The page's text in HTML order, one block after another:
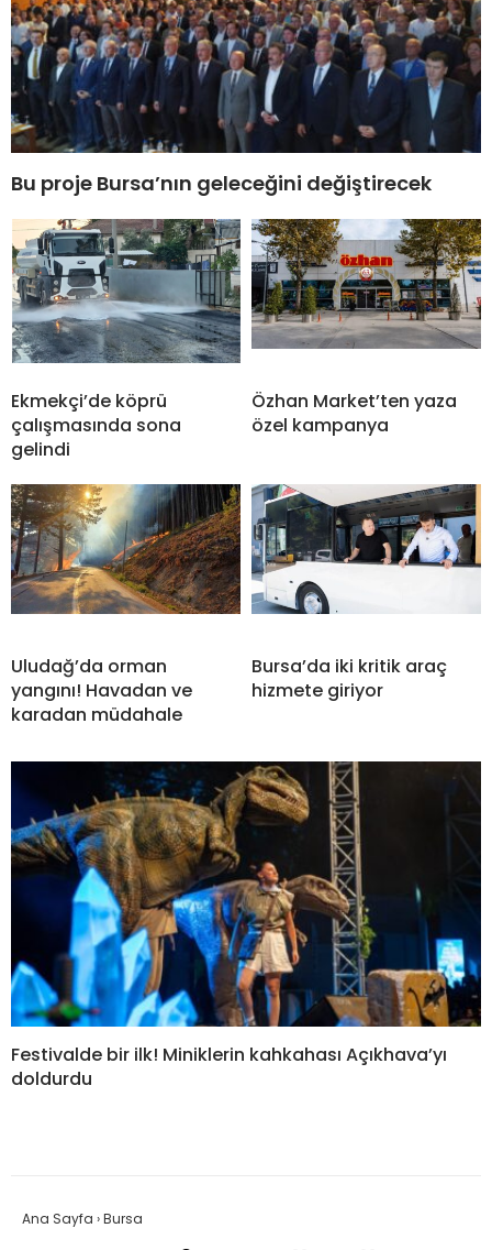
Bu proje Bursa’nın geleceğini değiştirecek
Ekmekçi’de köprü
çalışmasında sona
gelindi
Özhan Market’ten yaza
özel kampanya
Uludağ’da orman
yangını! Havadan ve
karadan müdahale
Bursa’da iki kritik araç
hizmete giriyor
Festivalde bir ilk! Miniklerin kahkahası Açıkhava’yı
doldurdu
Ana Sayfa ›Bursa